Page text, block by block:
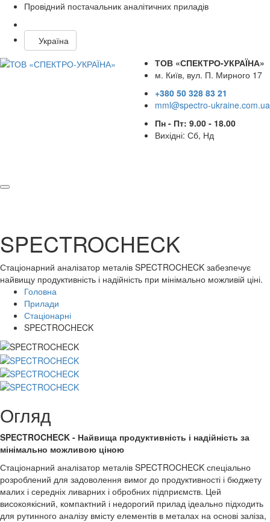
Провідний постачальник аналітичних приладів
Україна
ТОВ «СПЕКТРО-УКРАЇНА»
м. Київ, вул. П. Мирного 17
+380 50 328 83 21
mml@spectro-ukraine.com.ua
Пн - Пт: 9.00 - 18.00
Вихідні: Сб, Нд
SPECTROCHECK
Стаціонарний аналізатор металів SPECTROCHECK забезпечує
найвищу продуктивність і надійність при мінімально можливій ціні.
Головна
Прилади
Стаціонарні
SPECTROCHECK
Огляд
SPECTROCHECK - Найвища продуктивність і надійність за
мінімально можливою ціною
Стаціонарний аналізатор металів SPECTROCHECK спеціально
розроблений для задоволення вимог до продуктивності і бюджету
малих і середніх ливарних і обробних підприємств. Цей
високоякісний, компактний і недорогий прилад ідеально підходить
для рутинного аналізу вмісту елементів в металах на основі заліза,